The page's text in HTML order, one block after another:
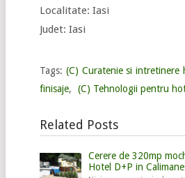
Localitate: Iasi
Judet: Iasi
Tags: (C) Curatenie si intretinere
finisaje, (C) Tehnologii pentru
Related Posts
Cerere de 320mp
Hotel D+P in